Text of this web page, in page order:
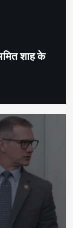
शाह के